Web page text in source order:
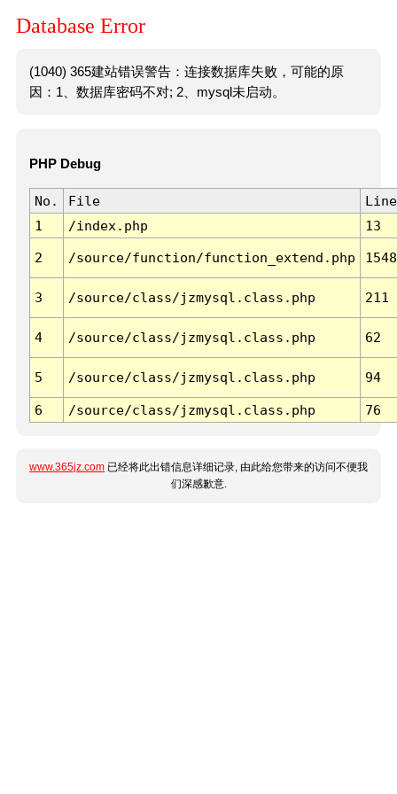
Database Error
(1040) 365建站错误警告：连接数据库失败，可能的原
因：1、数据库密码不对; 2、mysql未启动。
PHP Debug
No. File
Line
1
/index.php 13
2 /source/function/function_extend.php 1548
3 /source/class/jzmysql.class.php 211
4 /source/class/jzmysql.class.php 62
5 /source/class/jzmysql.class.php 94
6 /source/class/jzmysql.class.php 76
www.365jz.com 已经将此出错信息详细记录, 由此给您带来的访问不便我
们深感歉意.